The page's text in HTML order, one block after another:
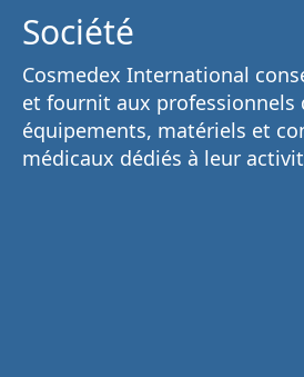
Société
Cosmedex International
et fournit aux professionnels
équipements, matériels et
médicaux dédiés à leur